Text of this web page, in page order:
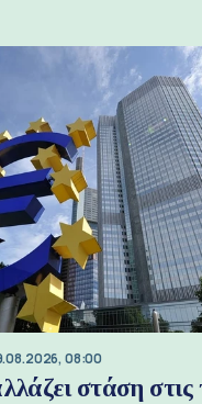
08:00
στάση στις